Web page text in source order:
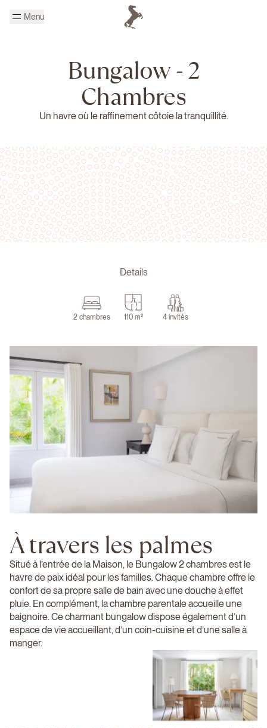
Menu
Bungalow - 2
Chambres
Un havre où le raffinement côtoie la tranquillité.
Details
2 chambres 110 m² 4 invités
À travers les palmes
Situé à l’entrée de la Maison, le Bungalow 2 chambres est le
havre de paix idéal pour les familles. Chaque chambre offre le
confort de sa propre salle de bain avec une douche à effet
pluie. En complément, la chambre parentale accueille une
baignoire. Ce charmant bungalow dispose également d’un
espace de vie accueillant, d’un coin-cuisine et d’une salle à
manger.